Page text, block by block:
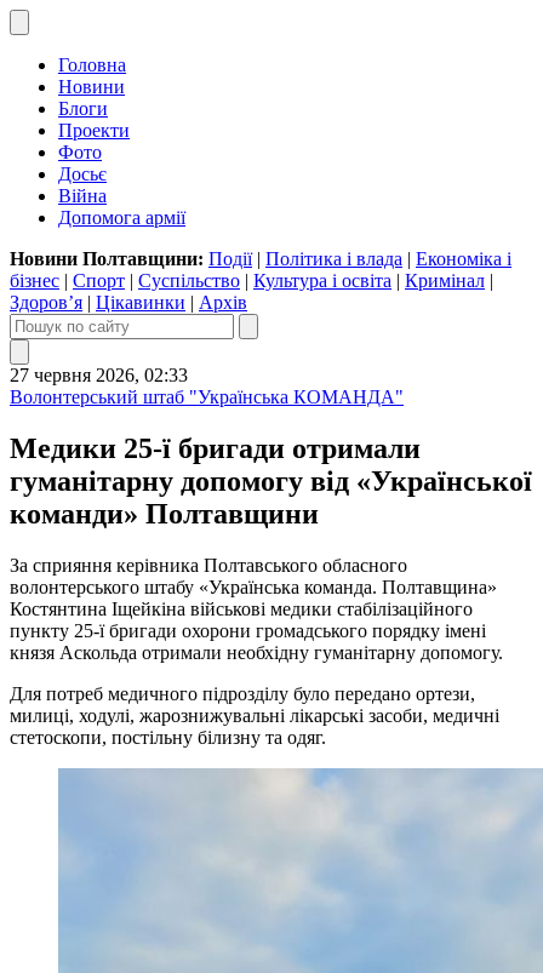
Головна
Новини
Блоги
Проекти
Фото
Досьє
Війна
Допомога армії
Новини Полтавщини: Події| Політика і влада | Економіка і
бізнес | Спорт | Суспільство | Культура і освіта | Кримінал |
Здоров’я | Цікавинки | Архів
27 червня 2026, 02:33
Волонтерський штаб "Українська КОМАНДА"
Медики 25-ї бригади отримали
гуманітарну допомогу від «Української
команди» Полтавщини
За сприяння керівника Полтавського обласного
волонтерського штабу «Українська команда. Полтавщина»
Костянтина Іщейкіна військові медики стабілізаційного
пункту 25-ї бригади охорони громадського порядку імені
князя Аскольда отримали необхідну гуманітарну допомогу.
Для потреб медичного підрозділу було передано ортези,
милиці, ходулі, жарознижувальні лікарські засоби, медичні
стетоскопи, постільну білизну та одяг.